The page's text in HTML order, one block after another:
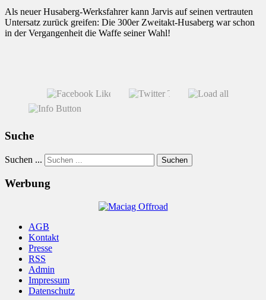
Als neuer Husaberg-Werksfahrer kann Jarvis auf seinen vertrauten
Untersatz zurück greifen: Die 300er Zweitakt-Husaberg war schon
in der Vergangenheit die Waffe seiner Wahl!
Suche
Suchen ... Suchen
Werbung
AGB
Kontakt
Presse
RSS
Admin
Impressum
Datenschutz